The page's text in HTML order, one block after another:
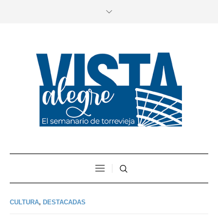
CULTURA, DESTACADAS